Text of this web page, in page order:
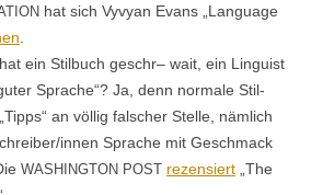
hat sich Vyvyan Evans „Lan­guage
ein Stil­buch geschr– wait, ein Lin­guist
Sprache“? Ja, denn nor­male Stil­
an völ­lig falsch­er Stelle, näm­lich
innen Sprache mit Geschmack
WASHINGTON POST rezen­siert „The